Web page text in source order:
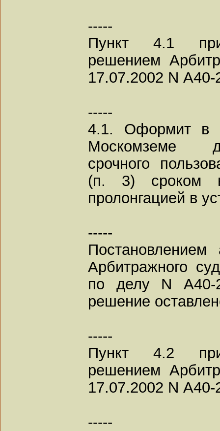
-----
Пункт 4.1
решением
17.07.2002 N
-----
4.1. Оформит в
Москомземе
срочного
(п. 3) сроком
пролонгацией в
-----
Постановлением
Арбитражного
по делу N А40-
решение
-----
Пункт 4.2
решением
17.07.2002 N
-----